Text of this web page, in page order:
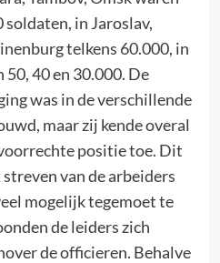
in Jaroslav,
telkens 60.000, in
50, 40 en 30.000. De
was in de verschillende
maar zij kende overal
positie toe. Dit
van de arbeiders
mogelijk tegemoet te
de leiders zich
de officieren. Behalve